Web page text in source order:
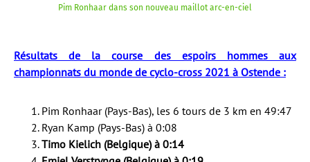
Pim Ronhaar dans son nouveau maillot arc-en-ciel
Résultats de la course des espoirs hommes aux
championnats du monde de cyclo-cross 2021 à Ostende :
Pim Ronhaar (Pays-Bas), les 6 tours de 3 km en 49:47
Ryan Kamp (Pays-Bas) à 0:08
Timo Kielich (Belgique) à 0:14